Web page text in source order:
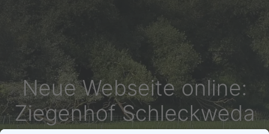
Neue Webseite online:
Ziegenhof Schleckweda